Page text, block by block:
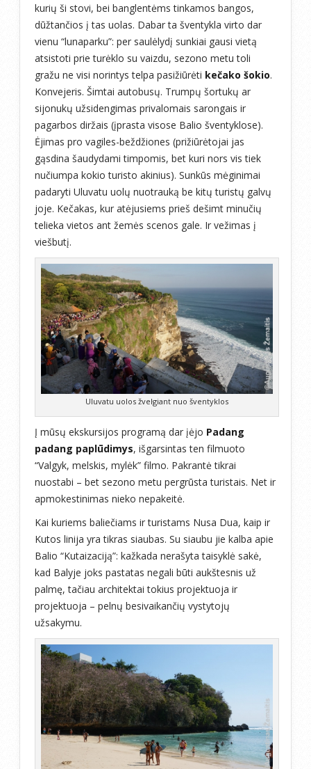
kurių ši stovi, bei banglentėms tinkamos bangos,
dūžtančios į tas uolas. Dabar ta šventykla virto dar
vienu “lunaparku”: per saulėlydį sunkiai gausi vietą
atsistoti prie turėklo su vaizdu, sezono metu toli
gražu ne visi norintys telpa pasižiūrėti kečako šokio.
Konvejeris. Šimtai autobusų. Trumpų šortukų ar
sijonukų užsidengimas privalomais sarongais ir
pagarbos diržais (įprasta visose Balio šventyklose).
Ėjimas pro vagiles-beždžiones (prižiūrėtojai jas
gąsdina šaudydami timpomis, bet kuri nors vis tiek
nučiumpa kokio turisto akinius). Sunkūs mėginimai
padaryti Uluvatu uolų nuotrauką be kitų turistų galvų
joje. Kečakas, kur atėjusiems prieš dešimt minučių
telieka vietos ant žemės scenos gale. Ir vežimas į
viešbutį.
Uluvatu uolos žvelgiant nuo šventyklos
Į mūsų ekskursijos programą dar įėjo Padang
padang paplūdimys, išgarsintas ten filmuoto
“Valgyk, melskis, mylėk” filmo. Pakrantė tikrai
nuostabi – bet sezono metu pergrūsta turistais. Net ir
apmokestinimas nieko nepakeitė.
Kai kuriems baliečiams ir turistams Nusa Dua, kaip ir
Kutos linija yra tikras siaubas. Su siaubu jie kalba apie
Balio “Kutaizaciją”: kažkada nerašyta taisyklė sakė,
kad Balyje joks pastatas negali būti aukštesnis už
palmę, tačiau architektai tokius projektuoja ir
projektuoja – pelnų besivaikančių vystytojų
užsakymu.